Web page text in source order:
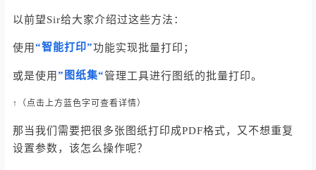
以前望Sir给大家介绍过这些方法：
使用“智能打印”功能实现批量打印；
或是使用”图纸集“管理工具进行图纸的批量打印。
↑（ 点击上方蓝色字可查看详情）
那当我们需要把很多张图纸打印成PDF格式，又不想重复
设置参数，该怎么操作呢？